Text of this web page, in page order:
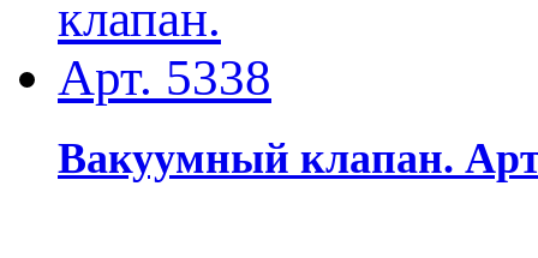
Вакуумный клапан.